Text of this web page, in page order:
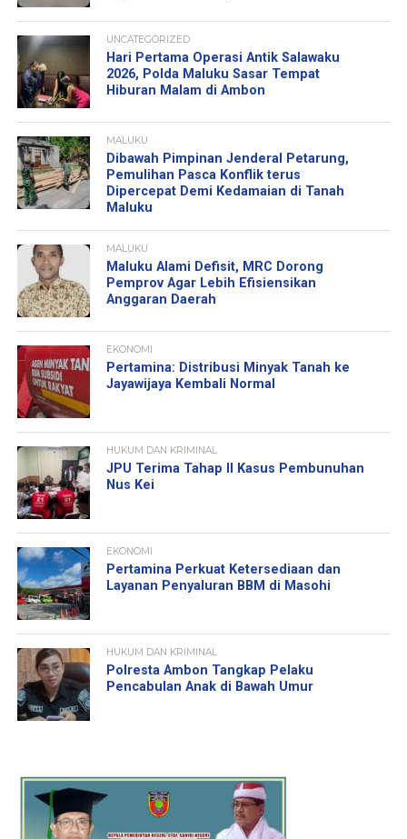
UNCATEGORIZED
Hari Pertama Operasi Antik Salawaku
2026, Polda Maluku Sasar Tempat
Hiburan Malam di Ambon
MALUKU
Dibawah Pimpinan Jenderal Petarung,
Pemulihan Pasca Konflik terus
Dipercepat Demi Kedamaian di Tanah
Maluku
MALUKU
Maluku Alami Defisit, MRC Dorong
Pemprov Agar Lebih Efisiensikan
Anggaran Daerah
EKONOMI
Pertamina: Distribusi Minyak Tanah ke
Jayawijaya Kembali Normal
HUKUM DAN KRIMINAL
JPU Terima Tahap II Kasus Pembunuhan
Nus Kei
EKONOMI
Pertamina Perkuat Ketersediaan dan
Layanan Penyaluran BBM di Masohi
HUKUM DAN KRIMINAL
Polresta Ambon Tangkap Pelaku
Pencabulan Anak di Bawah Umur